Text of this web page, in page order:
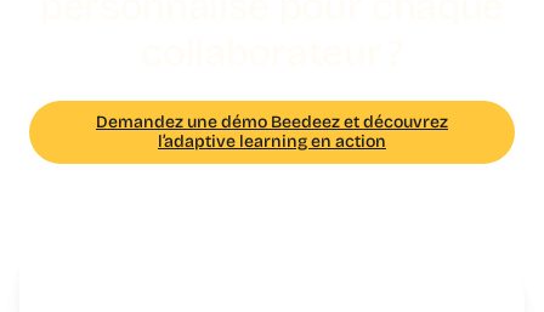
Demandez une démo Beedeez et découvrez
l’adaptive learning en action